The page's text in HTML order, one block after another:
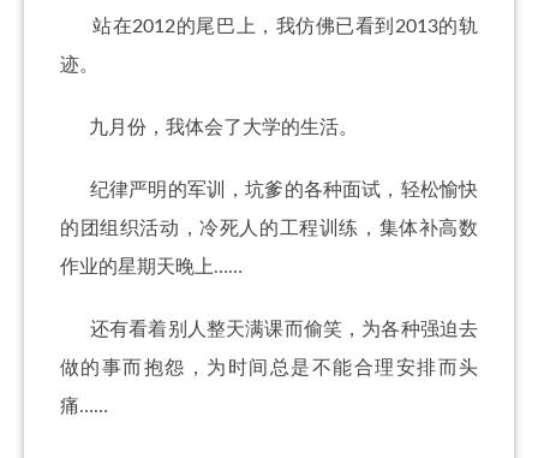
站在2012的尾巴上，我仿佛已看到2013的轨
迹。
九月份，我体会了大学的生活。
纪律严明的军训，坑爹的各种面试，轻松愉快
的团组织活动，冷死人的工程训练，集体补高数
作业的星期天晚上……
还有看着别人整天满课而偷笑，为各种强迫去
做的事而抱怨，为时间总是不能合理安排而头
痛……